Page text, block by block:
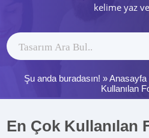
kelime yaz
Şu anda buradasın! »Anasayfa
Kullanılan
En Çok Kullanılan